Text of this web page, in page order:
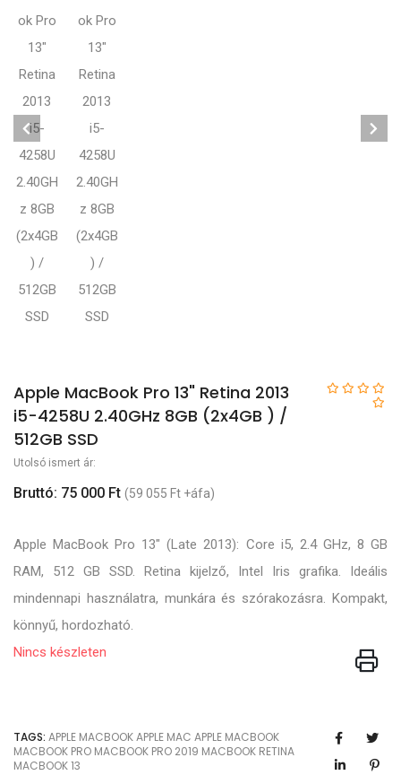
Apple MacBook Pro 13" Retina 2013
i5-4258U 2.40GHz 8GB (2x4GB ) /
512GB SSD
Utolsó ismert ár:
Bruttó: 75 000 Ft (59 055 Ft +áfa)
Apple MacBook Pro 13" (Late 2013): Core i5, 2.4 GHz, 8 GB
RAM, 512 GB SSD. Retina kijelző, Intel Iris grafika. Ideális
mindennapi használatra, munkára és szórakozásra. Kompakt,
könnyű, hordozható.
Nincs készleten
TAGS: APPLE MACBOOKAPPLE MAC APPLE MACBOOK
MACBOOK PRO MACBOOK PRO 2019 MACBOOK RETINA
MACBOOK 13